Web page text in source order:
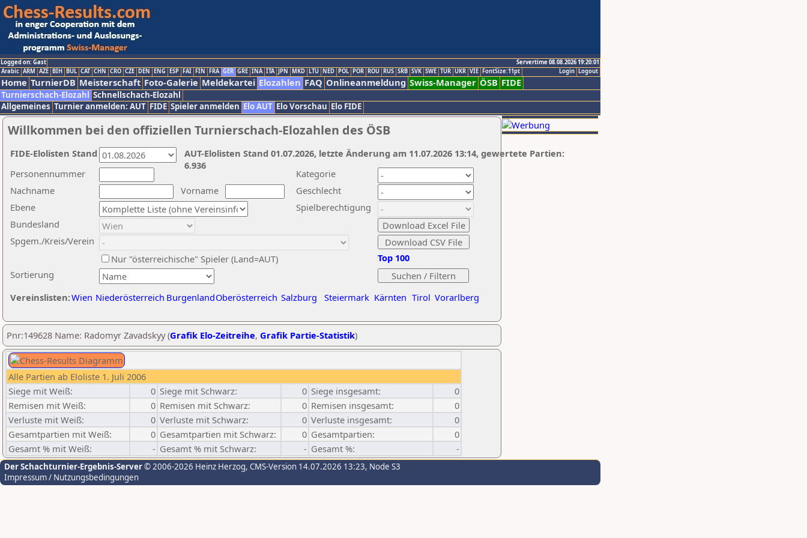
Logged on: Gast
Servertime 08.08.2026 19:20:01
Logout
Login
Arabic ARM AZE BIH BUL CAT CHN CRO CZE DEN ENG ESP FAI FIN FRA GER GRE INA ITA JPN MKD LTU NED POL POR ROU RUS SRB SVK SWE TUR UKR VIE FontSize:11pt
Home TurnierDB Meisterschaft Foto-Galerie Meldekartei Elozahlen FAQ Onlineanmeldung Swiss-Manager ÖSB FIDE
Turnierschach-Elozahl Schnellschach-Elozahl
Allgemeines Turnier anmelden: AUT FIDE Spieler anmelden Elo AUT Elo Vorschau Elo FIDE
Willkommen bei den offiziellen Turnierschach-Elozahlen des ÖSB
Nachname
Vorname
Ebene
Kategorie
Sortierung
Personennummer
Bundesland
Spgem./Kreis/Verein
Geschlecht
Nur "österreichische" Spieler (Land=AUT)
Spielberechtigung
Vereinslisten:Wien Niederösterreich BurgenlandOberösterreich Salzburg Steiermark Kärnten Tirol Vorarlberg
Top 100
AUT-Elolisten Stand 01.07.2026, letzte Änderung am 11.07.2026 13:14, gewertete Partien:
6.936
FIDE-Elolisten Stand
Pnr:149628 Name: Radomyr Zavadskyy (Grafik Elo-Zeitreihe, Grafik Partie-Statistik)
Alle Partien ab Eloliste 1. Juli 2006
Siege mit Weiß:
0 Siege mit Schwarz: 0 Siege insgesamt:
0
Remisen mit Weiß:
0 Remisen mit Schwarz: 0 Remisen insgesamt:
0
Verluste mit Weiß:
0 Verluste mit Schwarz: 0 Verluste insgesamt:
0
Gesamtpartien mit Weiß:
0 Gesamtpartien mit Schwarz: 0 Gesamtpartien:
0
Gesamt % mit Weiß:
- Gesamt % mit Schwarz: - Gesamt %: -
Der Schachturnier-Ergebnis-Server© 2006-2026 Heinz Herzog, CMS-Version 14.07.2026 13:23, Node S3
Impressum / Nutzungsbedingungen